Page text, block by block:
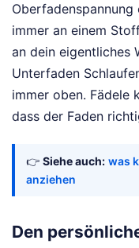
immer an einem
an dein eigentliches
Unterfaden
immer oben. Fädele
dass der Faden
👉 Siehe auch: was
anziehen
Den